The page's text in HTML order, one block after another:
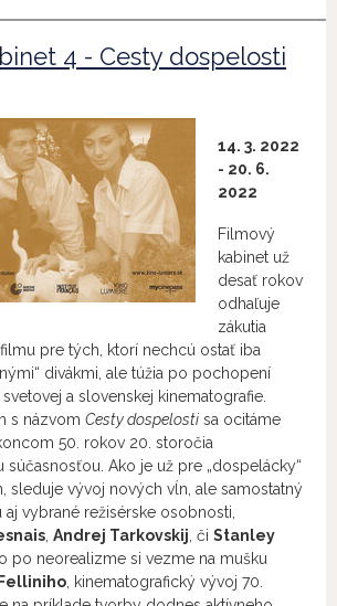
4 - Cesty dospelosti
14. 3. 2022
- 20. 6.
2022
Filmový
kabinet už
desať rokov
odhaľuje
zákutia
pre tých, ktorí nechcú ostať iba
divákmi, ale túžia po pochopení
a slovenskej kinematografie.
s názvom Cesty dospelosti sa ocitáme
50. rokov 20. storočia
Ako je už pre „dospelácky“
sleduje vývoj nových vĺn, ale samostatný
vybrané režisérske osobnosti,
Andrej Tarkovskij , či Stanley
po neorealizme si vezme na mušku
, kinematografický vývoj 70.